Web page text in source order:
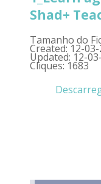
Shad+
Tamanho do
Created: 12-
Updated: 12-
Cliques: 1683